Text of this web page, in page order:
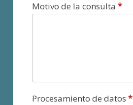
Motivo de la consulta*
Procesamiento de datos*